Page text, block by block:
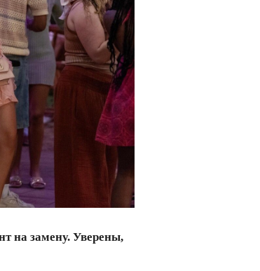
на замену. Уверены,